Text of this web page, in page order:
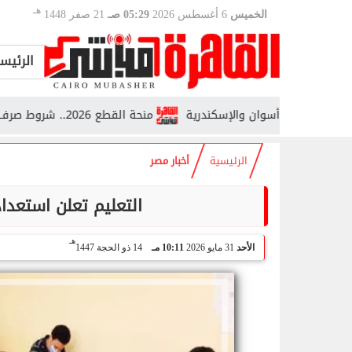
الخميس 05:29 صـ 21 صفر 1448 هـ
منحة القطع 2026.. شروط صرف معاش عام كامل للابن أو الأخ وأسوان والإسكندرية
الرئيسية أخبار مصر
التعليم تعلن
الأحد 10:11 مـ 14 ذو الحجة 1447
هـ